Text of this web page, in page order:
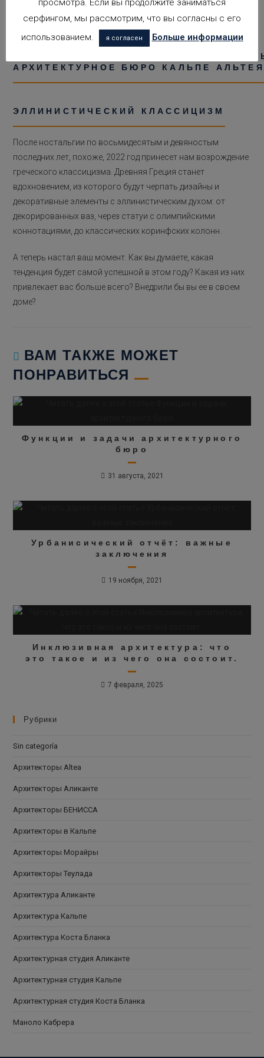
это так по-2021-му!
ЭЛЛИНИСТИЧЕСКИЙ КЛАССИЦИЗМ
После ностальгии по восьмидесятым и девяностым
последних лет, похоже, 2022 год принесет нам возрождение
греческого классицизма. Древняя Греция станет
вдохновением, из которого будут черпать дизайны и
декоративные элементы с эллинистическим духом: от
декорированных ваз, через статуи с олимпийскими
коннотациями, до классических коринфских колонн.
А теперь настал ваш момент. Как вы думаете, какая
тенденция будет самой успешной в этом году? Какая из них
привлекает вас больше всего? Внедрили бы вы ее в своем
доме?
ВАМ ТАКЖЕ МОЖЕТ
ПОНРАВИТЬСЯ
Функции и задачи архитектурного
бюро
31 августа, 2021
Урбанисический отчёт: важные
заключения
19 ноября, 2021
Инклюзивная архитектура: что
это такое и из чего она состоит.
7 февраля, 2025
Рубрики
Sin categoría
Архитекторы Altea
Архитекторы Аликанте
Архитекторы БЕНИССА
Архитекторы в Кальпе
Архитекторы Морайры
Архитекторы Теулада
Архитектура Аликанте
Архитектура Кальпе
Архитектура Коста Бланка
Архитектурная студия Аликанте
Архитектурная студия Кальпе
Архитектурная студия Коста Бланка
Маноло Кабрера
просмотра. Если вы продолжите заниматься
серфингом, мы рассмотрим, что вы согласны с его
использованием.
я согласен Больше информации